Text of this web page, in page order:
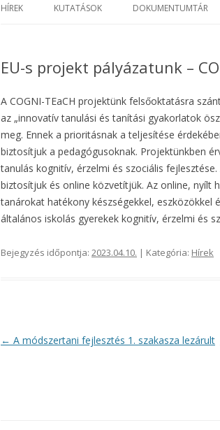
HÍREK KUTATÁSOK DOKUMENTUMTÁR
EU-s projekt pályázatunk –
A COGNI-TEaCH projektünk felsőoktatásra
az „innovatív tanulási és tanítási gyakorlatok
meg. Ennek a prioritásnak a teljesítése
biztosítjuk a pedagógusoknak. Projektünkben
tanulás kognitív, érzelmi és szociális
biztosítjuk és online közvetítjük. Az online, nyílt
tanárokat hatékony készségekkel, eszközökkel
általános iskolás gyerekek kognitív, érzelmi és
Bejegyzés időpontja: 2023.04.10. | Kategória: Hírek
Bejegyzés
← A módszertani fejlesztés 1. szakasza lezárult